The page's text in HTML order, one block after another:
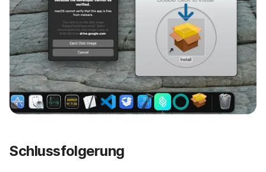
Schlussfolgerung